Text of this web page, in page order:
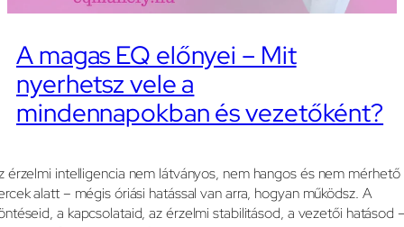
A magas EQ előnyei – Mit
nyerhetsz vele a
mindennapokban és vezetőként?
érzelmi intelligencia nem látványos, nem hangos és nem mérhető
alatt – mégis óriási hatással van arra, hogyan működsz. A
a kapcsolataid, az érzelmi stabilitásod, a vezetői hatásod